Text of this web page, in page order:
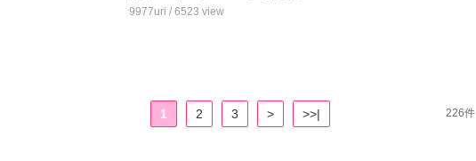
9977uri / 6523 view
1 2 3 > >>| 226件